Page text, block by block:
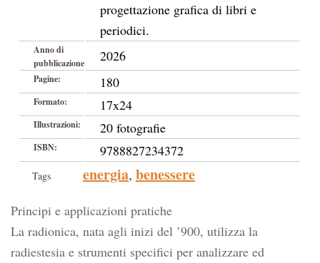
progettazione grafica di libri e
periodici.
Anno di
pubblicazione
2026
Pagine: 180
Formato: 17x24
Illustrazioni: 20 fotografie
ISBN: 9788827234372
Tags energia, benessere
Principi e applicazioni pratiche
La radionica, nata agli inizi del ’900, utilizza la
radiestesia e strumenti specifici per analizzare ed